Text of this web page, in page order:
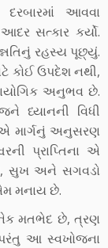
દરબારમાં આવવા
સત્કાર કર્યો.
રહસ્ય પૂછ્યું.
કોઈ ઉપદેશ નથી,
અનુભવ છે.
ધ્યાનની વિધી
એ માર્ગનું અનુસરણ
પ્રાપ્તિના એ
સુખ અને સગવડો
મનાય છે.
મતભેદ છે, ત્રણ
આ સ્વખોજના